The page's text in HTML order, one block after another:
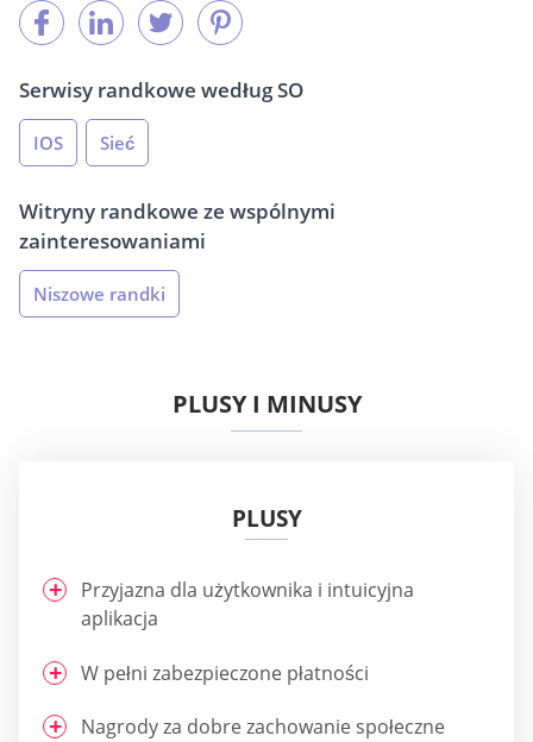
Serwisy randkowe według SO
IOS Sieć
Witryny randkowe ze wspólnymi
zainteresowaniami
Niszowe randki
PLUSY I MINUSY
PLUSY
Przyjazna dla użytkownika i intuicyjna
aplikacja
W pełni zabezpieczone płatności
Nagrody za dobre zachowanie społeczne